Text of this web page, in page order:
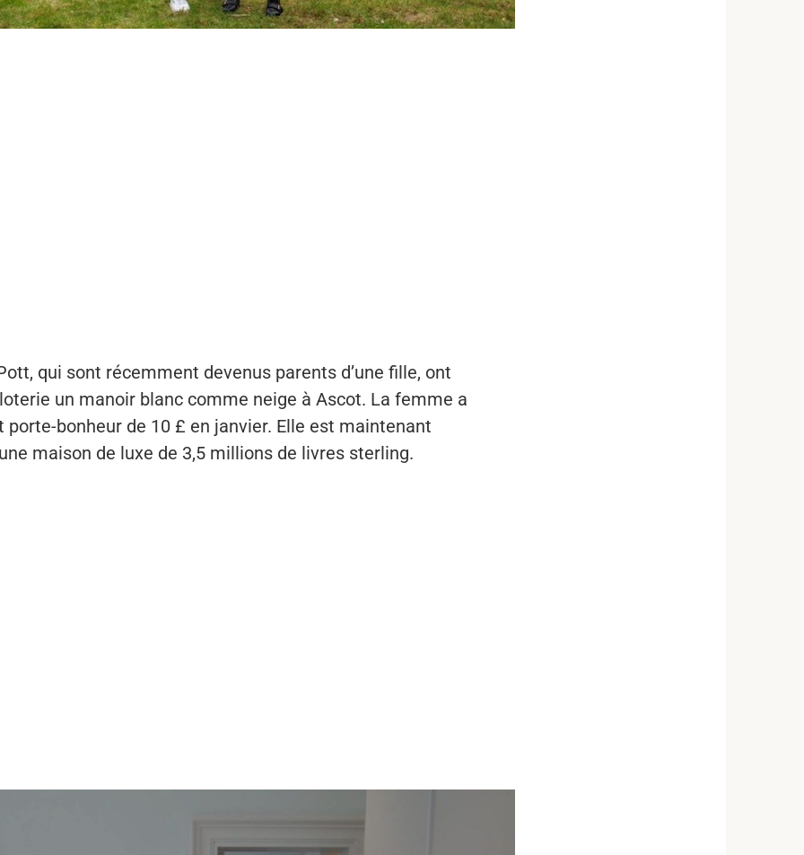
qui sont récemment devenus parents d’une fille, ont
un manoir blanc comme neige à Ascot. La femme a
porte-bonheur de 10 £ en janvier. Elle est maintenant
maison de luxe de 3,5 millions de livres sterling.